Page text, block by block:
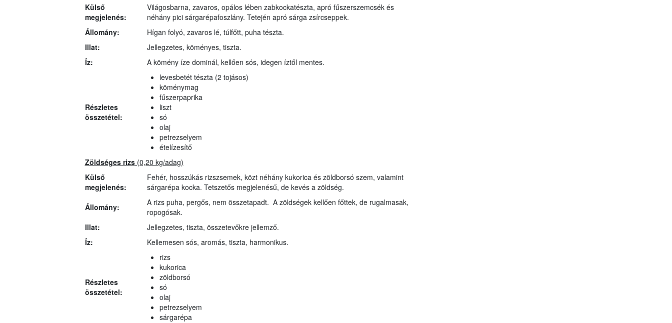
Külső
megjelenés:
Világosbarna, zavaros, opálos lében zabkockatészta, apró fűszerszemcsék és
néhány pici sárgarépafoszlány. Tetején apró sárga zsírcseppek.
Állomány:
Hígan folyó, zavaros lé, túlfőtt, puha tészta.
Illat:
Jellegzetes, köményes, tiszta.
Íz:
A kömény íze dominál, kellően sós, idegen íztől mentes.
Részletes
összetétel:
levesbetét tészta (2 tojásos)
köménymag
fűszerpaprika
liszt
só
olaj
petrezselyem
ételízesítő
Zöldséges rizs(0,20 kg/adag)
Külső
megjelenés:
Fehér, hosszúkás rizszsemek, közt néhány kukorica és zöldborsó szem, valamint
sárgarépa kocka. Tetszetős megjelenésű, de kevés a zöldség.
Állomány:
A rizs puha, pergős, nem összetapadt. A zöldségek kellően főttek, de rugalmasak,
ropogósak.
Illat:
Jellegzetes, tiszta, összetevőkre jellemző.
Íz:
Kellemesen sós, aromás, tiszta, harmonikus.
Részletes
összetétel:
rizs
kukorica
zöldborsó
só
olaj
petrezselyem
sárgarépa